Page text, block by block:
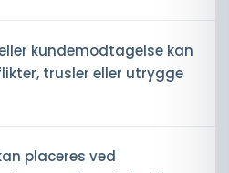
kundemodtagelse kan
trusler eller utrygge
placeres ved